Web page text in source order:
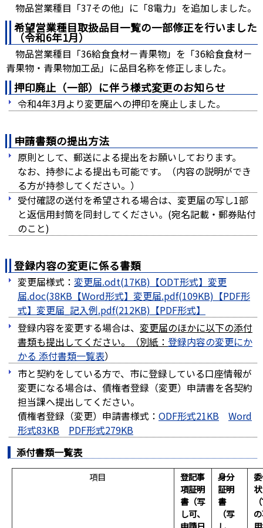
物品営業種目「37その他」に「8電力」を追加しました。
希望営業種目取扱品目一覧の一部修正を行いました
（令和6年1月）
物品営業種目「36給食食材－青果物」を「36給食食材－
青果物・青果物加工品」に品目名称を修正しました。
押印廃止（一部）に伴う様式変更のお知らせ
令和4年3月より変更届への押印を廃止しました。
申請書類の提出方法
原則として、郵送による提出をお願いしております。
なお、持参による提出も可能です。（内容の説明ができ
る方が持参してください。）
受付確認の送付を希望される場合は、変更届の写し1部
と返信用封筒を同封してください。(宛名記載・郵券貼付
のこと)
登録内容の変更に係る書類
変更届様式： 変更届.odt(17KB)
変更
届.doc(38KB
変更届.pdf(109KB)
変更届_記入例.pdf(212KB)
登録内容を変更する場合は、 変更届のほかに以下の添付
書類も提出してください。（別紙： 登録内容の変更にか
かる 添付書類一覧表）
市と契約をしている方で、市に登録している口座情報が
変更になる場合は、債権者登録（変更）申請書を各契約
担当課へ提出してください。
債権者登録（変更）申請書様式： ODF形式21KB
Word
形式83KB
PDF形式279KB
添付書類一覧表
項目
登記事
項証明
書（写
し可、
身分
証明
書
（写
状